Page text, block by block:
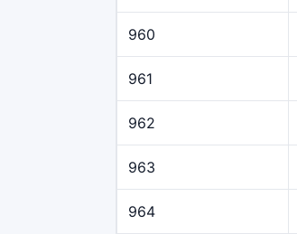
960
961
962
963
964